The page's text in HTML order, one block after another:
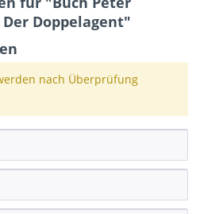
Doppelagent"
nach Überprüfung